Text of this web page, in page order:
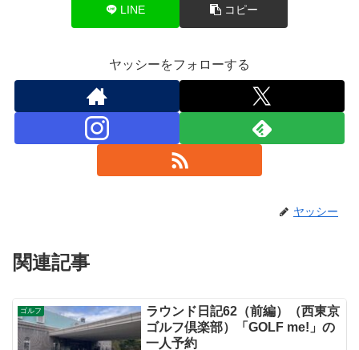
LINE コピー
ヤッシーをフォローする
ヤッシー
関連記事
ゴルフ
ラウンド日記62（前編）（西東京
ゴルフ倶楽部）「GOLF me!」の
一人予約